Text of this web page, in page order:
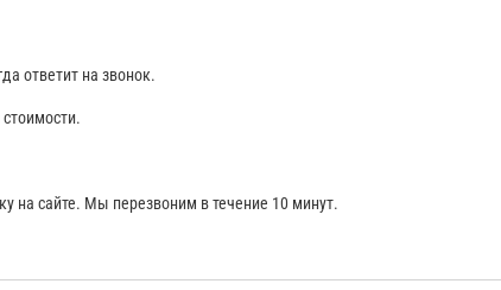
ответит на звонок.
на сайте. Мы перезвоним в течение 10 минут.